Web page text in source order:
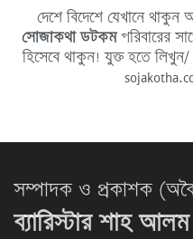
দেশে বিদেশে যেখানে
সোজাকথা ডটকমপরিবারের
হিসেবে থাকুন! যুক্ত হতে লিখুন/
সম্পাদক ও প্রকাশক
ব্যারিস্টার শাহ